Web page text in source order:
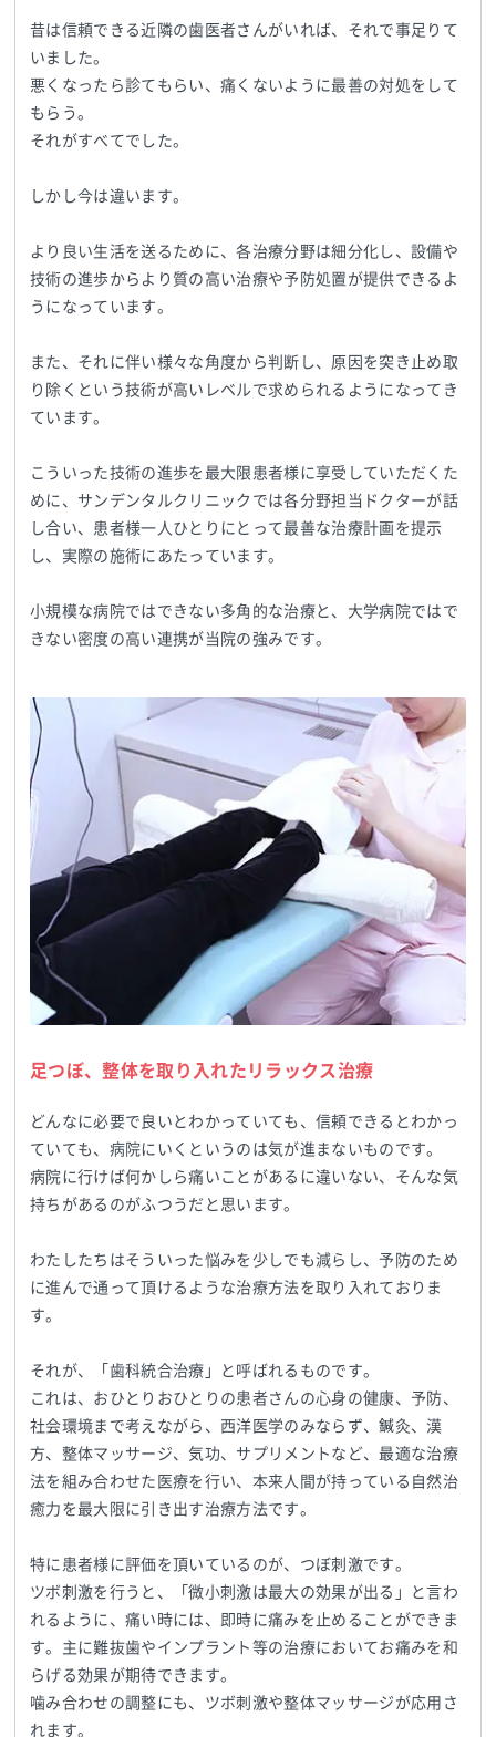
昔は信頼できる近隣の歯医者さんがいれば、それで事足りて
いました。
悪くなったら診てもらい、痛くないように最善の対処をして
もらう。
それがすべてでした。
しかし今は違います。
より良い生活を送るために、各治療分野は細分化し、設備や
技術の進歩からより質の高い治療や予防処置が提供できるよ
うになっています。
また、それに伴い様々な角度から判断し、原因を突き止め取
り除くという技術が高いレベルで求められるようになってき
ています。
こういった技術の進歩を最大限患者様に享受していただくた
めに、サンデンタルクリニックでは各分野担当ドクターが話
し合い、患者様一人ひとりにとって最善な治療計画を提示
し、実際の施術にあたっています。
小規模な病院ではできない多角的な治療と、大学病院ではで
きない密度の高い連携が当院の強みです。
足つぼ、整体を取り入れたリラックス治療
どんなに必要で良いとわかっていても、信頼できるとわかっ
ていても、病院にいくというのは気が進まないものです。
病院に行けば何かしら痛いことがあるに違いない、そんな気
持ちがあるのがふつうだと思います。
わたしたちはそういった悩みを少しでも減らし、予防のため
に進んで通って頂けるような治療方法を取り入れておりま
す。
それが、「歯科統合治療」と呼ばれるものです。
これは、おひとりおひとりの患者さんの心身の健康、予防、
社会環境まで考えながら、西洋医学のみならず、鍼灸、漢
方、整体マッサージ、気功、サプリメントなど、最適な治療
法を組み合わせた医療を行い、本来人間が持っている自然治
癒力を最大限に引き出す治療方法です。
特に患者様に評価を頂いているのが、つぼ刺激です。
ツボ刺激を行うと、「微小刺激は最大の効果が出る」と言わ
れるように、痛い時には、即時に痛みを止めることができま
す。主に難抜歯やインプラント等の治療においてお痛みを和
らげる効果が期待できます。
噛み合わせの調整にも、ツボ刺激や整体マッサージが応用さ
れます。